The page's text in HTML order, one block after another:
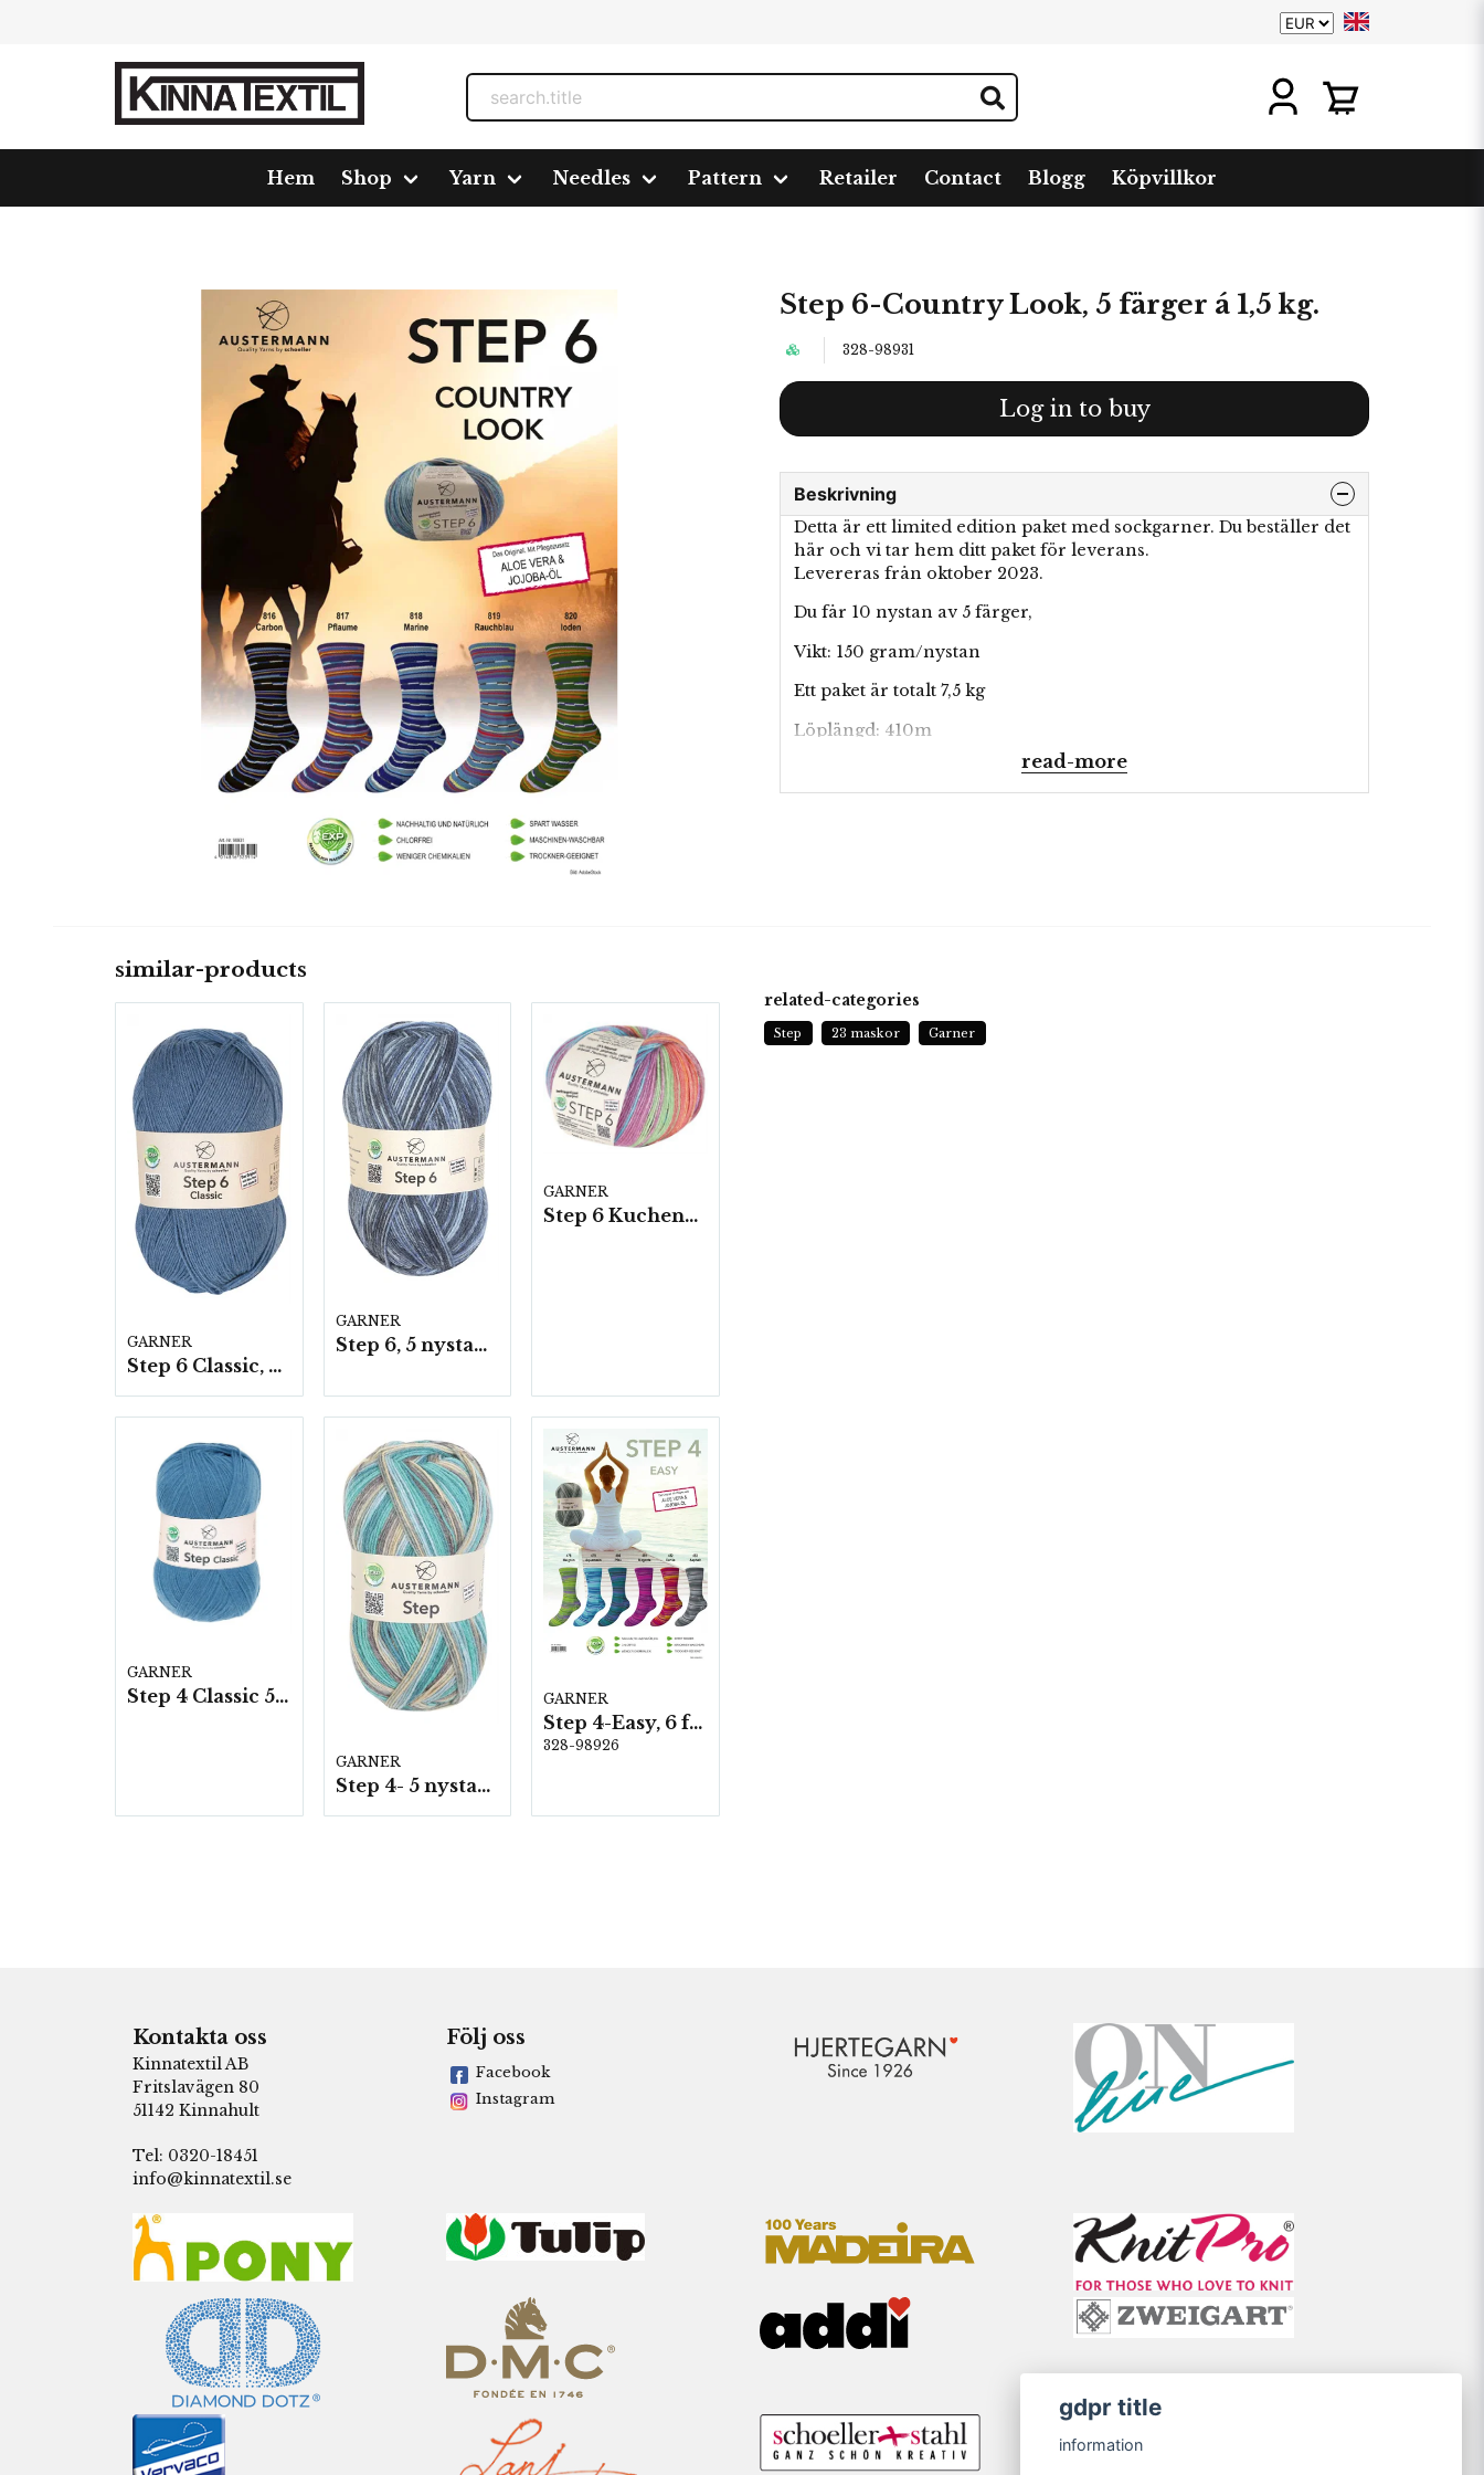
Hem Shop Yarn Needles Pattern Retailer Contact Blogg Köpvillkor
Brands Austermann Garner Step 6-Country Look, 5 färger á 1,5 kg.
Step 6-Country Look, 5 färger á 1,5 kg.
328-98931
Log in to buy
Beskrivning
Detta är ett limited edition paket med sockgarner. Du beställer det
här och vi tar hem ditt paket för leverans.
Levereras från oktober 2023.
Du får 10 nystan av 5 färger,
Vikt: 150 gram/nystan
Ett paket är totalt 7,5 kg
Löplängd: 410m
read-more
similar-products
GARNER
Step 6 Classic, 5 nystan á 150g/fp
GARNER
Step 6, 5 nystan á 150g/fp
GARNER
Step 6 Kuchenknäuel 800, 5 nystan a150g/fp
GARNER
Step 4 Classic 5 nystan a100g/fp
GARNER
Step 4- 5 nystan a100g/fp
GARNER
Step 4-Easy, 6 färger á 1,0 kg.
328-98926
related-categories
Step 23 maskor Garner
Kontakta oss
Kinnatextil AB
Fritslavägen 80
51142 Kinnahult
Tel: 0320-18451
info@kinnatextil.se
Följ oss
Facebook
Instagram
gdpr title
information